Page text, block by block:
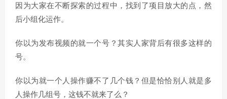
因为大家在不断探索的过程中，找到了项目放大的点，然
后小组化运作。
你以为发布视频的就一个号？其实人家背后有很多这样的
号。
你以为就一个人操作赚不了几个钱？但是恰恰别人就是多
人操作几组号，这钱不就来了么？